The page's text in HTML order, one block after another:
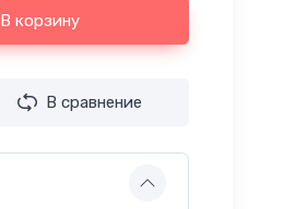
В корзину
В сравнение